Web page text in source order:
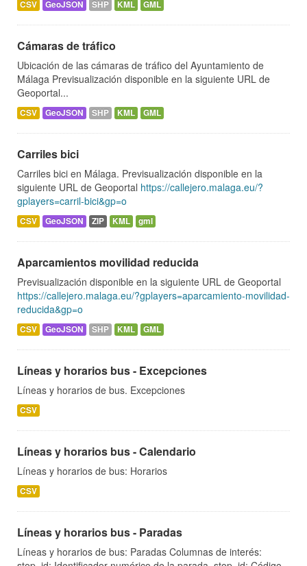
CSV GeoJSON SHP KML GML
Cámaras de tráfico
Ubicación de las cámaras de tráfico del Ayuntamiento de
Málaga Previsualización disponible en la siguiente URL de
Geoportal...
CSV GeoJSON SHP KML GML
Carriles bici
Carriles bici en Málaga. Previsualización disponible en la
siguiente URL de Geoportal https://callejero.malaga.eu/?
gplayers=carril-bici&gp=o
CSV GeoJSON ZIP KML gml
Aparcamientos movilidad reducida
Previsualización disponible en la siguiente URL de Geoportal
https://callejero.malaga.eu/?gplayers=aparcamiento-movilidad-
reducida&gp=o
CSV GeoJSON SHP KML GML
Líneas y horarios bus - Excepciones
Líneas y horarios de bus. Excepciones
CSV
Líneas y horarios bus - Calendario
Líneas y horarios de bus: Horarios
CSV
Líneas y horarios bus - Paradas
Líneas y horarios de bus: Paradas Columnas de interés: